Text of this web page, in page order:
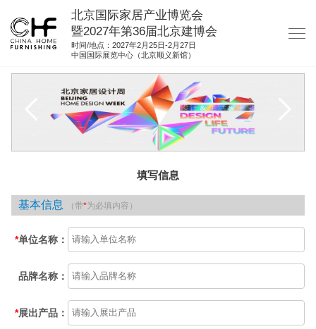
北京国际家居产业博览会
暨2027年第36届北京建博会
时间/地点：2027年2月25日-2月27日
中国国际展览中心（北京顺义新馆）
资料下载
集团展会
填写信息
基本信息 （带*为必填内容）
*单位名称：
品牌名称：
*展出产品：